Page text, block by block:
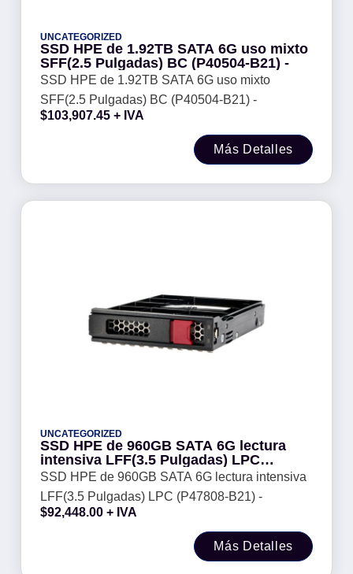
UNCATEGORIZED
SSD HPE de 1.92TB SATA 6G uso mixto
SFF(2.5 Pulgadas) BC (P40504-B21) -
SSD HPE de 1.92TB SATA 6G uso mixto
SFF(2.5 Pulgadas) BC (P40504-B21) -
$103,907.45 + IVA
Más Detalles
UNCATEGORIZED
SSD HPE de 960GB SATA 6G lectura
intensiva LFF(3.5 Pulgadas) LPC
(P47808-B21) -
SSD HPE de 960GB SATA 6G lectura intensiva
LFF(3.5 Pulgadas) LPC (P47808-B21) -
$92,448.00 + IVA
Más Detalles